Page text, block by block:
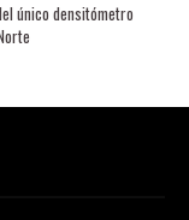
único densitómetro